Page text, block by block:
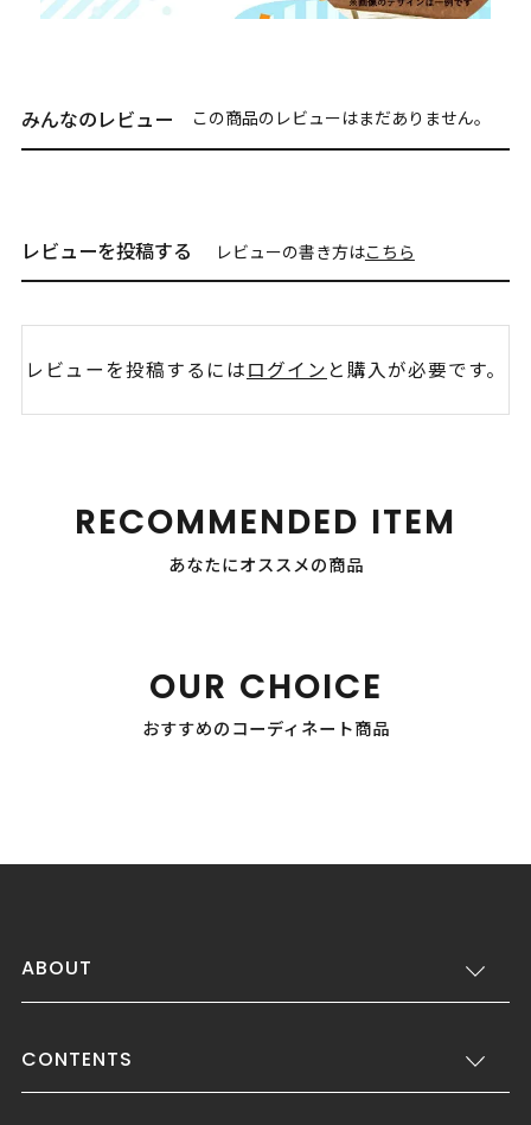
みんなのレビュー この商品のレビューはまだありません。
レビューを投稿する レビューの書き方はこちら
レビューを投稿するにはログイン と購入が必要です。
RECOMMENDED ITEM
あなたにオススメの商品
OUR CHOICE
おすすめのコーディネート商品
ABOUT
CONTENTS